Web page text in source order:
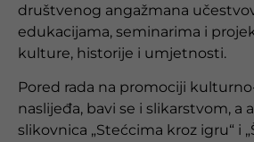
društvenog angažmana
edukacijama, seminarima i
kulture, historije i umjetnosti.
Pored rada na promociji
naslijeđa, bavi se i slikarstvom, a
slikovnica „Stećcima kroz igru“ i